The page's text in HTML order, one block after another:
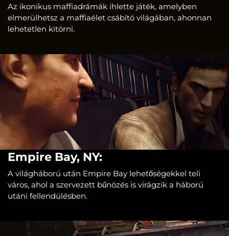
Az ikonikus maffiadrámák ihlette játék, amelyben
elmerülhetsz a maffiaélet csábító világában, ahonnan
lehetetlen kitörni.
Empire Bay, NY:
A világháború után Empire Bay lehetőségekkel teli
város, ahol a szervezett bűnözés is virágzik a háború
utáni fellendülésben.